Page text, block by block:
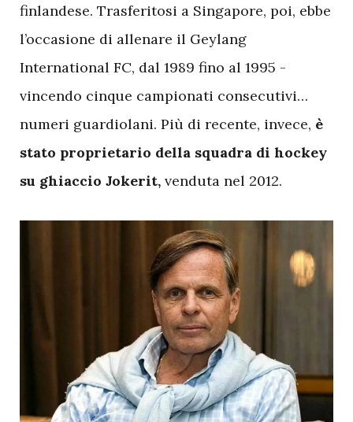
finlandese. Trasferitosi a Singapore, poi, ebbe
l’occasione di allenare il Geylang
International FC, dal 1989 fino al 1995 -
vincendo cinque campionati consecutivi…
numeri guardiolani. Più di recente, invece, è
stato proprietario della squadra di hockey
su ghiaccio Jokerit, venduta nel 2012.